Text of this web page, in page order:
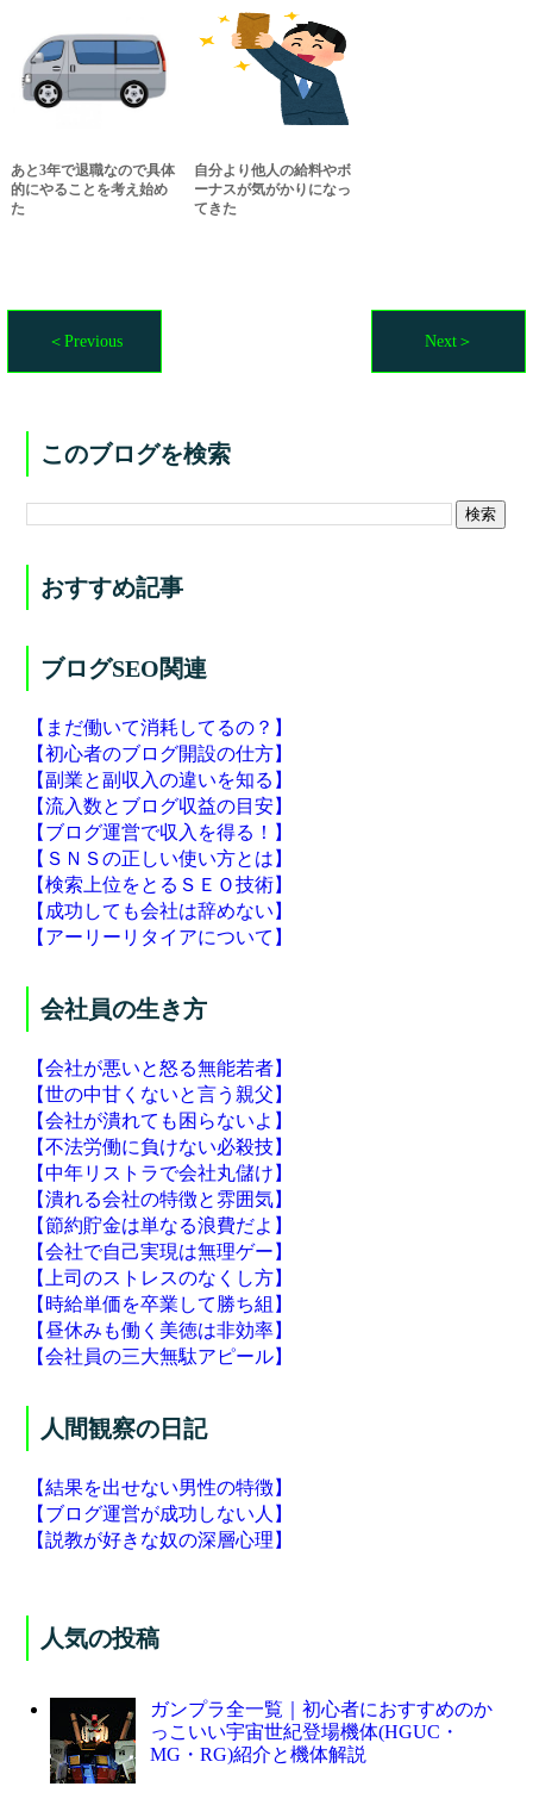
あと3年で退職なので具体
的にやることを考え始め
た
自分より他人の給料やボ
ーナスが気がかりになっ
てきた
＜Previous Next＞
このブログを検索
おすすめ記事
ブログSEO関連
【まだ働いて消耗してるの？】
【初心者のブログ開設の仕方】
【副業と副収入の違いを知る】
【流入数とブログ収益の目安】
【ブログ運営で収入を得る！】
【ＳＮＳの正しい使い方とは】
【検索上位をとるＳＥＯ技術】
【成功しても会社は辞めない】
【アーリーリタイアについて】
会社員の生き方
【会社が悪いと怒る無能若者】
【世の中甘くないと言う親父】
【会社が潰れても困らないよ】
【不法労働に負けない必殺技】
【中年リストラで会社丸儲け】
【潰れる会社の特徴と雰囲気】
【節約貯金は単なる浪費だよ】
【会社で自己実現は無理ゲー】
【上司のストレスのなくし方】
【時給単価を卒業して勝ち組】
【昼休みも働く美徳は非効率】
【会社員の三大無駄アピール】
人間観察の日記
【結果を出せない男性の特徴】
【ブログ運営が成功しない人】
【説教が好きな奴の深層心理】
人気の投稿
ガンプラ全一覧｜初心者におすすめのか
っこいい宇宙世紀登場機体(HGUC・
MG・RG)紹介と機体解説